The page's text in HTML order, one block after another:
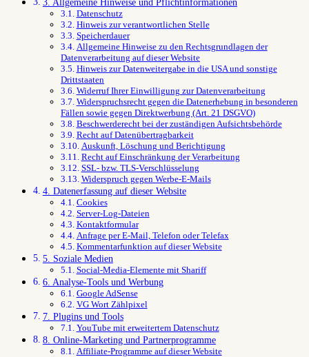
Datenschutz
Hinweis zur verantwortlichen Stelle
Speicherdauer
Allgemeine Hinweise zu den Rechtsgrundlagen der
Datenverarbeitung auf dieser Website
Hinweis zur Datenweitergabe in die USA und sonstige
Drittstaaten
Widerruf Ihrer Einwilligung zur Datenverarbeitung
Widerspruchsrecht gegen die Datenerhebung in besonderen
Fällen sowie gegen Direktwerbung (Art. 21 DSGVO)
Beschwerde­recht bei der zuständigen Aufsichts­behörde
Recht auf Daten­übertrag­barkeit
Auskunft, Löschung und Berichtigung
Recht auf Einschränkung der Verarbeitung
SSL- bzw. TLS-Verschlüsselung
Widerspruch gegen Werbe-E-Mails
4. Datenerfassung auf dieser Website
Cookies
Server-Log-Dateien
Kontaktformular
Anfrage per E-Mail, Telefon oder Telefax
Kommentar­funktion auf dieser Website
5. Soziale Medien
Social-Media-Elemente mit Shariff
6. Analyse-Tools und Werbung
Google AdSense
VG Wort Zählpixel
7. Plugins und Tools
YouTube mit erweitertem Datenschutz
8. Online-Marketing und Partner­programme
Affiliate-Programme auf dieser Website